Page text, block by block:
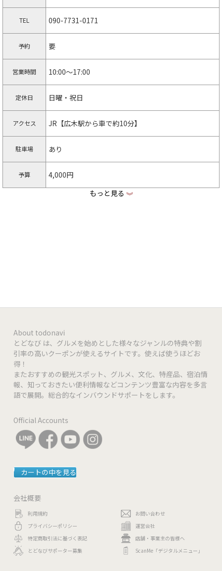
TEL 090-7731-0171
予約 要
営業時間 10:00〜17:00
定休日 日曜・祝日
アクセス JR【広木駅から車で約10分】
駐車場 あり
予算 4,000円
もっと見る 《
About todonavi
とどなび は、グルメを始めとした様々なジャンルの特典や割
引率の高いクーポンが使えるサイトです。使えば使うほどお
得！
またおすすめの観光スポット、グルメ、文化、特産品、宿泊情
報、知っておきたい便利情報などコンテンツ豊富な内容を多言
語で展開。総合的なインバウンドサポートをします。
Official Accounts
カートの中を見る
会社概要
利用規約
プライバシーポリシー
特定商取引法に基づく表記
とどなびサポーター募集
お問い合わせ
運営会社
店舗・事業主の皆様へ
ScanMe「デジタルメニュー」